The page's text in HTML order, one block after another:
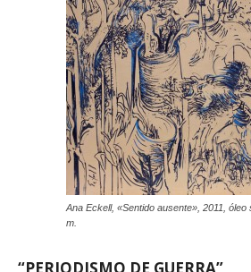
Ana Eckell, «Sentido ausente», 2011,
m.